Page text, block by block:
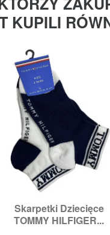
KUPILI
Skarpetki Dziecięce
TOMMY HILFIGER...